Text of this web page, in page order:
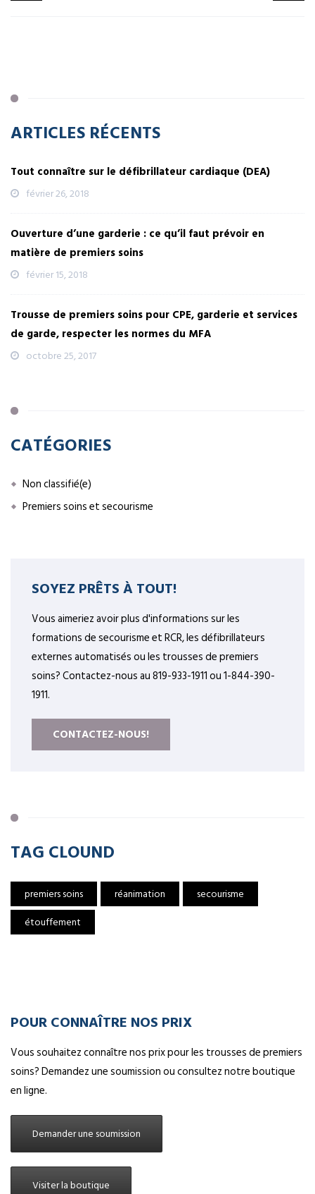
ARTICLES RÉCENTS
Tout connaître sur le défibrillateur cardiaque (DEA)
février 26, 2018
Ouverture d’une garderie : ce qu’il faut prévoir en
matière de premiers soins
février 15, 2018
Trousse de premiers soins pour CPE, garderie et services
de garde, respecter les normes du MFA
octobre 25, 2017
CATÉGORIES
Non classifié(e)
Premiers soins et secourisme
SOYEZ PRÊTS À TOUT!
Vous aimeriez avoir plus d'informations sur les
formations de secourisme et RCR, les défibrillateurs
externes automatisés ou les trousses de premiers
soins? Contactez-nous au 819-933-1911 ou 1-844-390-
1911.
CONTACTEZ-NOUS!
TAG CLOUND
premiers soins réanimation
secourisme
étouffement
POUR CONNAÎTRE NOS PRIX
Vous souhaitez connaître nos prix pour les trousses de premiers
soins? Demandez une soumission ou consultez notre boutique
en ligne.
Demander une soumission
Visiter la boutique